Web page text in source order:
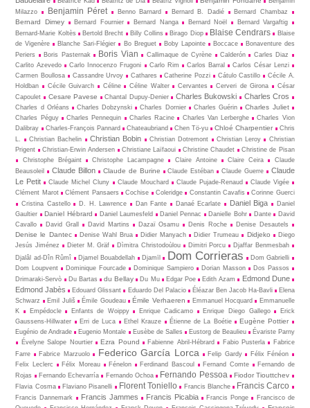
Milazzo
Benjamin Péret Benno Barnard Bernard B. Dadié Bernard Chambaz
Bernard Dimey Bernard Fournier Bernard Nanga Bernard Noël
Bernard Vargaftig
Bernard-Marie Koltès
Bertold Brecht Billy Collins Birago Diop Blaise Cendrars
Blaise
de Vigenère
Blanche Sari-Flégier Bo Breguet Boby Lapointe Boccace
Bonaventure des
Periers
Boris Pasternak Boris Vian Callimaque de Cyrène Cal­derón
Carles Diaz
Carlito Azevedo
Carlo Innocenzo Frugoni Carlo Rim Carlos Barral
Carlos César Lenzi
Carmen Boullosa
Cassandre Urvoy Cathares Catherine Pozzi Cátulo Castillo
Cécile A.
Holdban
Cécile Guivarch Céline Céline Walter Cervantes Cerveri de Girona
César
Capoulet
Cesare Pavese Chantal Dupuy-Denier Charles Bukowski Charles Cros
Charles d Orléans Charles Dobzynski Charles Dornier Charles Guérin Charles Juliet
Charles Péguy Charles Pennequin Charles Racine Charles Van Lerberghe
Charles Vion
Dalibray
Charles-François Pannard Chateaubriand Chen Tö-yu Chloé Charpentier
Chris
L.
Christian Bachelin Christian Bobin Christian Dotremont Christian Leroy
Christian
Prigent
Christian-Erwin Andersen Christiane Laïfaoui Christine Chaudet
Christine de Pisan
Christophe Brégaint
Christophe Lacampagne Claire Antoine Claire Ceira
Claude
Beausoleil
Claude Billon Claude de Burine Claude Estéban Claude Guerre
Claude
Le Petit
Claude Michel Cluny Claude Mouchard Claude Pujade-Renaud
Claude Vigée
Clément Marot
Clément Pansaers Cochise Coleridge Constantin Cavafis
Corinne Guerci
Cristina Castello
D. H. Lawrence Dan Fante Danaé Ecarlate Daniel Biga
Daniel
Gaultier
Daniel Hébrard Daniel Laumesfeld Daniel Pennac Danielle Bohr Dante
David
Cavallo
David Grall David Martins Dazaï Osamu Denis Roche Denise Desautels
Denise le Dantec Denise Wahl Brua Didier Manyach Didier Trumeau Didjeko
Diego
Jesús Jiménez
Dieter M. Gräf Dìmitra Christodoùlou Dimitri Porcu
Djaffar Benmesbah
Djalâl ad-Dîn Rûmî
Djamel Bouabdellah Djamīl Dom Corrieras
Dom Gabrielli
Dom Loupvent
Dominique Fourcade Dominique Sampiero Dorian Masson
Dos Passos
Drimaraki-Servò
Du Bartas du Bellay Du Mu Edgar Poe Edith Azam
Edmond Dune
Edmond Jabès
Edouard Glissant Eduardo Del Palacio Éléazar Ben Jacob Ha-Bavli
Elena
Schwarz
Emil Juliš Émile Goudeau Émile Verhaeren Emmanuel Hocquard
Emmanuelle
K
Empédocle Enfants de Woippy Enrique Cadicamo Enrique Diego Gallego
Erick
Gaussens-Hillwater
Erri de Luca Ethel Krauze Étienne de La Boétie Eugène Pottier
Eugénio de Andrade Eugenio Montale Eusèbe de Salles Eustorg de Beaulieu
Évariste Parny
Évelyne Salope Nourtier
Ezra Pound Fabienne Abril-Hébrard Fabio Pusterla
Fabrice
Farre
Fabrice Marzuolo Federico García Lorca Felip Gardy
Félix Fénéon
Felix Leclerc
Félix Moreau Fénelon Ferdinand Bascoul Fernand Comte
Fernando de
Rojas
Fernando Echevarría Fernando Ochoa Fernando Pessoa Fiodor Tiouttchev
Flavia Cosma Flaviano Pisanelli Florent Toniello Francis Blanche Francis Carco
Francis Dannemark Francis Jammes Francis Picabia Francis Ponge
Francisco de